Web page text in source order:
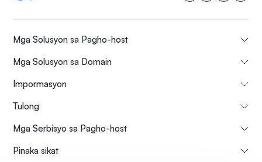
Mga Solusyon sa Pagho-host
Mga Solusyon sa Domain
Impormasyon
Tulong
Mga Serbisyo sa Pagho-host
Pinaka sikat